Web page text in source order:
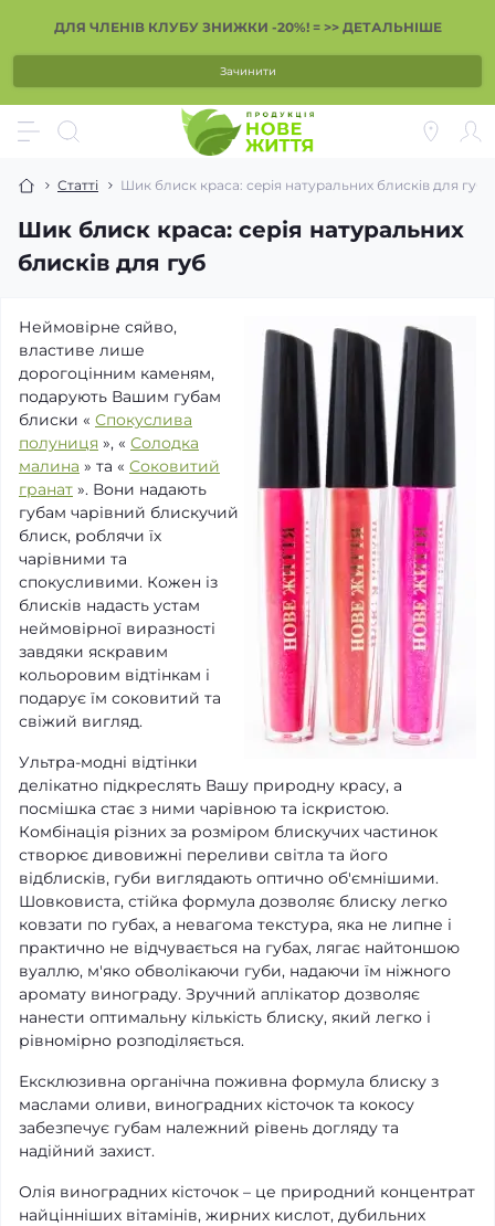
ДЛЯ ЧЛЕНІВ КЛУБУ ЗНИЖКИ -20%! = >> ДЕТАЛЬНІШЕ
Зачинити
Статті Шик блиск краса: серія натуральних блисків для губ
Шик блиск краса: серія натуральних
блисків для губ
Неймовірне сяйво,
властиве лише
дорогоцінним каменям,
подарують Вашим губам
блиски « Спокуслива
полуниця », « Солодка
малина » та « Соковитий
гранат ». Вони надають
губам чарівний блискучий
блиск, роблячи їх
чарівними та
спокусливими. Кожен із
блисків надасть устам
неймовірної виразності
завдяки яскравим
кольоровим відтінкам і
подарує їм соковитий та
свіжий вигляд.
Ультра-модні відтінки
делікатно підкреслять Вашу природну красу, а
посмішка стає з ними чарівною та іскристою.
Комбінація різних за розміром блискучих частинок
створює дивовижні переливи світла та його
відблисків, губи виглядають оптично об'ємнішими.
Шовковиста, стійка формула дозволяє блиску легко
ковзати по губах, а невагома текстура, яка не липне і
практично не відчувається на губах, лягає найтоншою
вуаллю, м'яко обволікаючи губи, надаючи їм ніжного
аромату винограду. Зручний аплікатор дозволяє
нанести оптимальну кількість блиску, який легко і
рівномірно розподіляється.
Ексклюзивна органічна поживна формула блиску з
маслами оливи, виноградних кісточок та кокосу
забезпечує губам належний рівень догляду та
надійний захист.
Олія виноградних кісточок – це природний концентрат
найцінніших вітамінів, жирних кислот, дубильних